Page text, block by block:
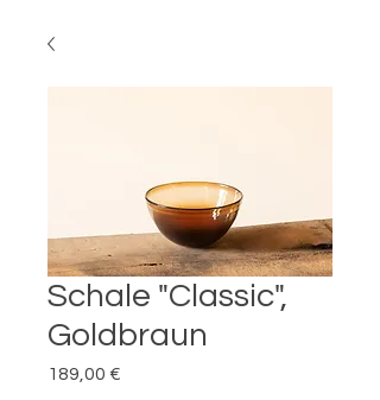
Schale "Classic",
Goldbraun
189,00 €